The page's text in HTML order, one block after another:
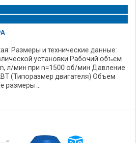
Размеры и технические данные:
установки Рабочий объем
л/мин при n=1500 об/мин Давление
(Типоразмер двигателя) Объем
размеры ...